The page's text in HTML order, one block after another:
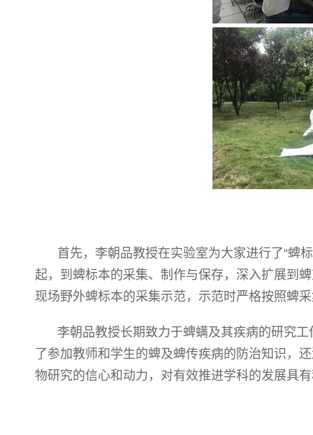
首先， 李朝品教授在实验室为大家进行了“蜱
起，到蜱标本的采集、制作与保存，深入扩展到
现场野外蜱标本的采集示范，示范时严格按照蜱
李朝品教授长期致力于蜱螨及其疾病的研究
了参加教师和学生的蜱及蜱传疾病的防治知识，
物研究的信心和动力，对有效推进学科的发展具